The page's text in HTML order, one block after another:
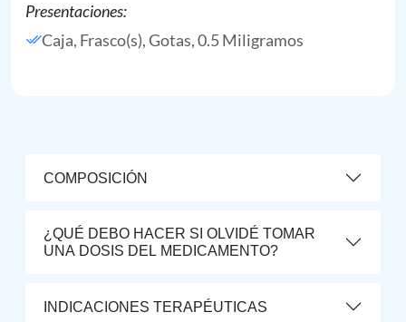
Presentaciones:
Caja, Frasco(s), Gotas, 0.5 Miligramos
COMPOSICIÓN
¿QUÉ DEBO HACER SI OLVIDÉ TOMAR
UNA DOSIS DEL MEDICAMENTO?
INDICACIONES TERAPÉUTICAS